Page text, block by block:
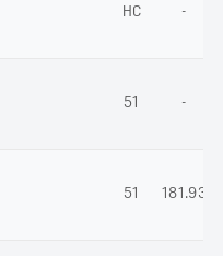
НС -
51 -
51 181.93